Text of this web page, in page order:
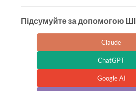
Підсумуйте за допомогою ШІ
Claude
ChatGPT
Google AI